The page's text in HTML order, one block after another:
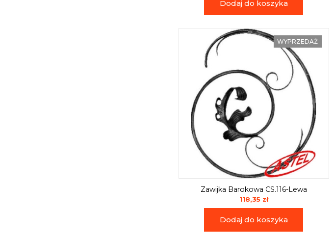
Dodaj do koszyka
WYPRZEDAŻ
Zawijka Barokowa CS.116-Lewa
118,35 zł
Dodaj do koszyka